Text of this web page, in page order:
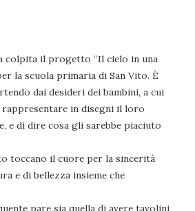
colpita il progetto “Il cielo in una
la scuola primaria di San Vito. È
dai desideri dei bambini, a cui
in disegni il loro
e di dire cosa gli sarebbe piaciuto
toccano il cuore per la sincerità
e di bellezza insieme che
pare sia quella di avere tavolini